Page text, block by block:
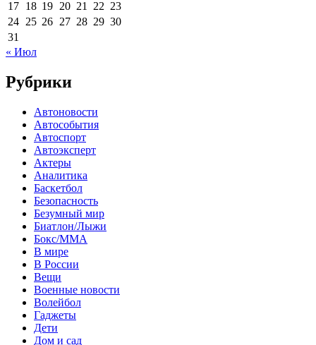
17 18 19 20 21 22 23
24 25 26 27 28 29 30
31
« Июл
Рубрики
Автоновости
Автособытия
Автоспорт
Автоэксперт
Актеры
Аналитика
Баскетбол
Безопасность
Безумный мир
Биатлон/Лыжи
Бокс/MMA
В мире
В России
Вещи
Военные новости
Волейбол
Гаджеты
Дети
Дом и сад